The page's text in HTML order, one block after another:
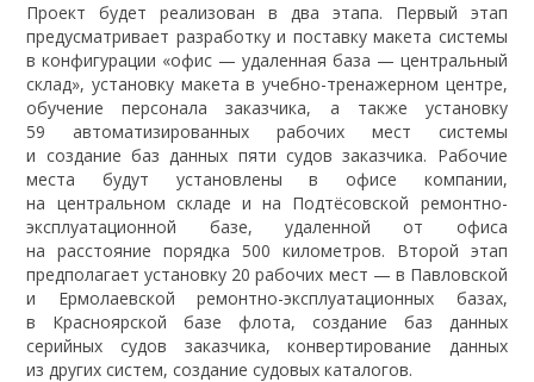
Проект будет реализован в два этапа. Первый этап
предусматривает разработку и поставку макета системы
в конфигурации «офис — удаленная база — центральный
склад», установку макета в учебно-тренажерном центре,
обучение персонала заказчика, а также установку
59 автоматизированных рабочих мест системы
и создание баз данных пяти судов заказчика. Рабочие
места будут установлены в офисе компании,
на центральном складе и на Подтёсовской ремонтно-
эксплуатационной базе, удаленной от офиса
на расстояние порядка 500 километров. Второй этап
предполагает установку 20 рабочих мест — в Павловской
и Ермолаевской ремонтно-эксплуатационных базах,
в Красноярской базе флота, создание баз данных
серийных судов заказчика, конвертирование данных
из других систем, создание судовых каталогов.